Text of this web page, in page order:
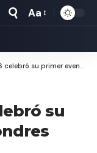
Tamaño
Aa
su primer evento en Londres
su